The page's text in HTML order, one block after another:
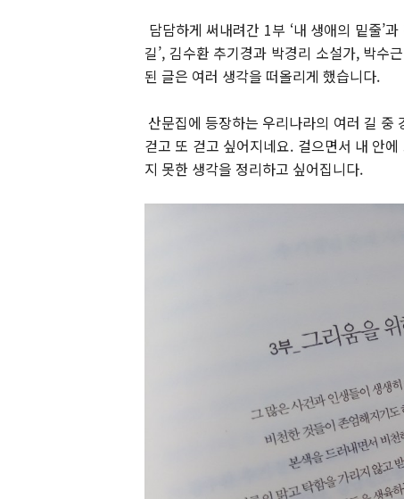
담담하게 써내려간 1부 ‘내 생애의 밑줄’
길’, 김수환 추기경과 박경리 소설가, 박수
된 글은 여러 생각을 떠올리게 했습니다.
산문집에 등장하는 우리나라의 여러 길 중
걷고 또 걷고 싶어지네요. 걸으면서 내 안
지 못한 생각을 정리하고 싶어집니다.